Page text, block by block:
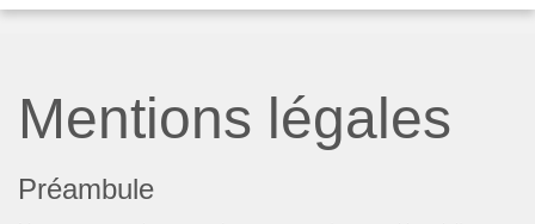
Mentions légales
Préambule